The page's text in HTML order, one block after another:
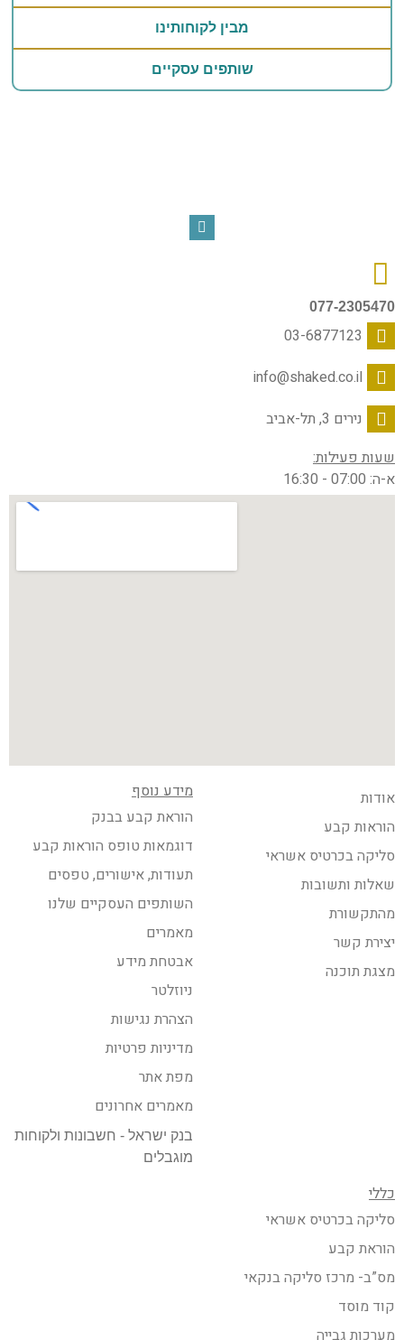
מבין לקוחותינו
שותפים עסקיים
077-2305470
03-6877123
info@shaked.co.il
נירים 3, תל-אביב
שעות פעילות:
א-ה: 07:00 - 16:30
אודות
הוראות קבע
סליקה בכרטיס אשראי
שאלות ותשובות
מהתקשורת
יצירת קשר
מצגת תוכנה
מידע נוסף
הוראת קבע בבנק
דוגמאות טופס הוראות קבע
תעודות, אישורים, טפסים
השותפים העסקיים שלנו
מאמרים
אבטחת מידע
ניוזלטר
הצהרת נגישות
מדיניות פרטיות
מפת אתר
מאמרים אחרונים
בנק ישראל - חשבונות ולקוחות
מוגבלים
כללי
סליקה בכרטיס אשראי
הוראת קבע
מס”ב- מרכז סליקה בנקאי
קוד מוסד
מערכות גבייה